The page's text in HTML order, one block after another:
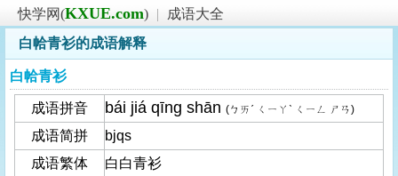
快学网(KXUE.com) |
成语大全
白帢青衫的成语解释
白帢青衫
成语拼音 bái jiá qīng shān (ㄅㄞˊ ㄑㄧㄚˋ ㄑㄧㄥ ㄕㄢ)
成语简拼
bjqs
成语繁体
白白青衫